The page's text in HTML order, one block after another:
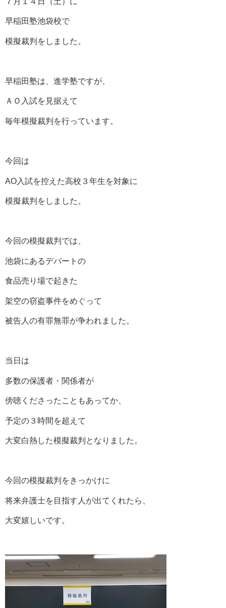
早稲田塾池袋校で
模擬裁判をしました。
早稲田塾は、進学塾ですが、
ＡＯ入試を見据えて
毎年模擬裁判を行っています。
今回は
AO入試を控えた高校３年生を対象に
模擬裁判をしました。
今回の模擬裁判では、
池袋にあるデパートの
食品売り場で起きた
架空の窃盗事件をめぐって
被告人の有罪無罪が争われました。
当日は
多数の保護者・関係者が
傍聴くださったこともあってか、
予定の３時間を超えて
大変白熱した模擬裁判となりました。
今回の模擬裁判をきっかけに
将来弁護士を目指す人が出てくれたら、
大変嬉しいです。